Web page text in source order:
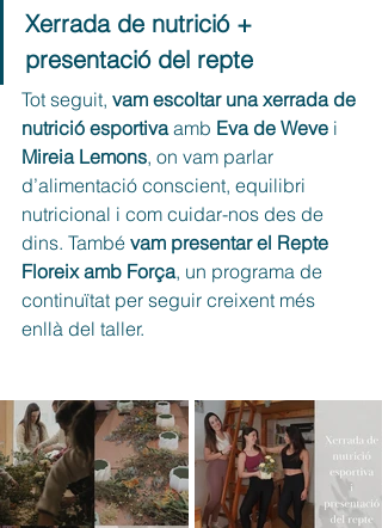
Xerrada de nutrició +
presentació del repte
Tot seguit, vam escoltar una xerrada de
nutrició esportiva amb Eva de Weve i
Mireia Lemons, on vam parlar
d’alimentació conscient, equilibri
nutricional i com cuidar-nos des de
dins. També vam presentar el Repte
Floreix amb Força, un programa de
continuïtat per seguir creixent més
enllà del taller.